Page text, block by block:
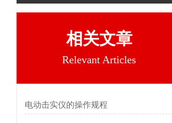
相关文章
Relevant Articles
电动击实仪的操作规程